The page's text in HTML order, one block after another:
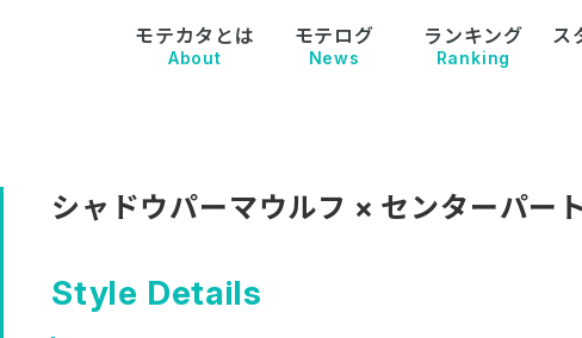
モテカタとは
About
モテログ
News
ランキング
Ranking
ス
シャドウパーマウルフ × センターパート
Style Details